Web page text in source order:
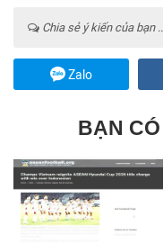
Chia sẻ ý kiến của bạn
Zalo
BẠN